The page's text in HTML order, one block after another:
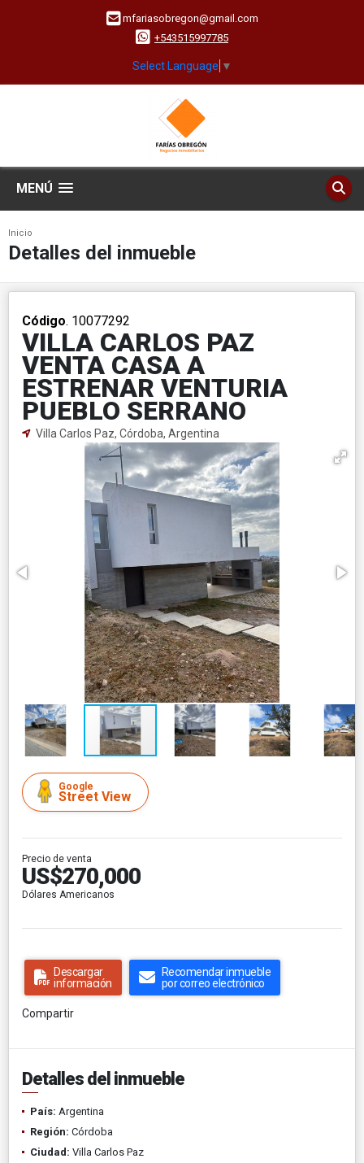
mfariasobregon@gmail.com
+543515997785
Select Language ▼
MENÚ
Inicio
Detalles del inmueble
Código. 10077292
VILLA CARLOS PAZ
VENTA CASA A
ESTRENAR VENTURIA
PUEBLO SERRANO
Villa Carlos Paz, Córdoba, Argentina
Google
Street View
Precio de venta
US$270,000
Dólares Americanos
Descargar
información
Recomendar inmueble
por correo electrónico
Compartir
Detalles del inmueble
País: Argentina
Región: Córdoba
Ciudad: Villa Carlos Paz